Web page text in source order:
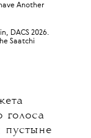
Another
DACS 2026.
Saatchi
голоса
пустыне